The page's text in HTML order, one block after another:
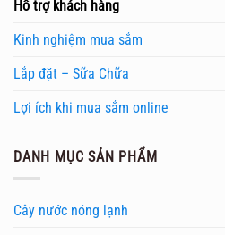
Hỗ trợ khách hàng
Kinh nghiệm mua sắm
Lắp đặt – Sữa Chữa
Lợi ích khi mua sắm online
DANH MỤC SẢN PHẨM
Cây nước nóng lạnh